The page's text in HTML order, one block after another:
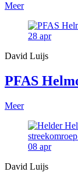
Meer
28 apr
David Luijs
PFAS
Meer
08 apr
David Luijs